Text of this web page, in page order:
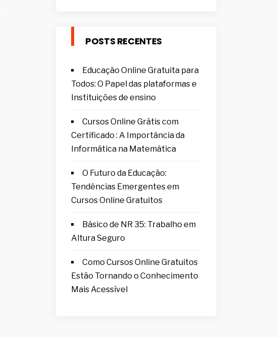
POSTS RECENTES
Educação Online Gratuita para
Todos: O Papel das plataformas e
Instituições de ensino
Cursos Online Grátis com
Certificado : A Importância da
Informática na Matemática
O Futuro da Educação:
Tendências Emergentes em
Cursos Online Gratuitos
Básico de NR 35: Trabalho em
Altura Seguro
Como Cursos Online Gratuitos
Estão Tornando o Conhecimento
Mais Acessível